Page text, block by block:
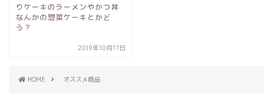
りケーキのラーメンやかつ丼
なんかの惣菜ケーキとかど
う？
2019年10月17日
HOME オススメ商品